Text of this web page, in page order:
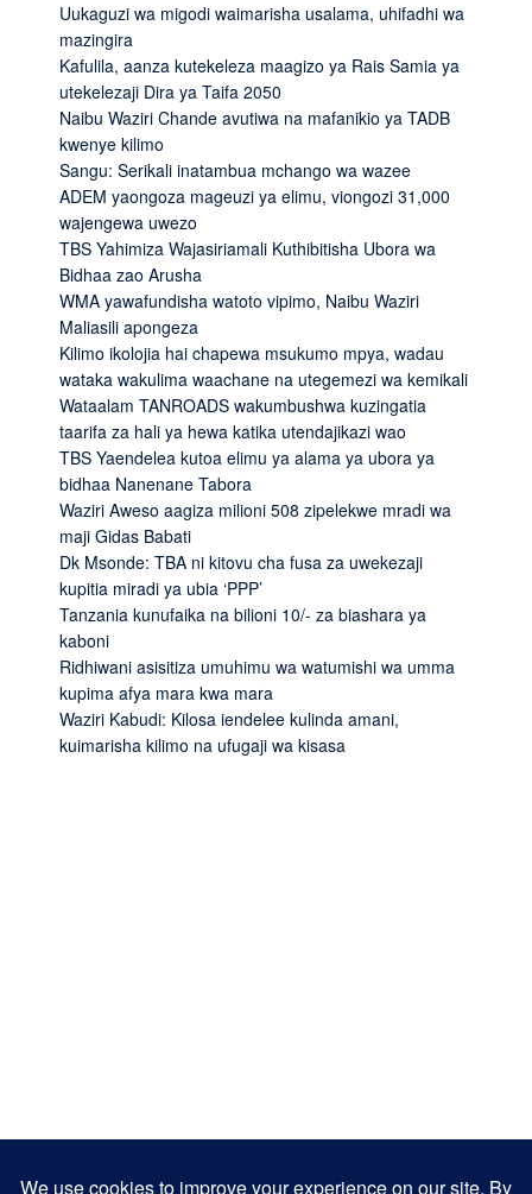
Uukaguzi wa migodi waimarisha usalama, uhifadhi wa
mazingira
Kafulila, aanza kutekeleza maagizo ya Rais Samia ya
utekelezaji Dira ya Taifa 2050
Naibu Waziri Chande avutiwa na mafanikio ya TADB
kwenye kilimo
Sangu: Serikali inatambua mchango wa wazee
ADEM yaongoza mageuzi ya elimu, viongozi 31,000
wajengewa uwezo
TBS Yahimiza Wajasiriamali Kuthibitisha Ubora wa
Bidhaa zao Arusha
WMA yawafundisha watoto vipimo, Naibu Waziri
Maliasili apongeza
Kilimo ikolojia hai chapewa msukumo mpya, wadau
wataka wakulima waachane na utegemezi wa kemikali
Wataalam TANROADS wakumbushwa kuzingatia
taarifa za hali ya hewa katika utendajikazi wao
TBS Yaendelea kutoa elimu ya alama ya ubora ya
bidhaa Nanenane Tabora
Waziri Aweso aagiza milioni 508 zipelekwe mradi wa
maji Gidas Babati
Dk Msonde: TBA ni kitovu cha fusa za uwekezaji
kupitia miradi ya ubia ‘PPP’
Tanzania kunufaika na bilioni 10/- za biashara ya
kaboni
Ridhiwani asisitiza umuhimu wa watumishi wa umma
kupima afya mara kwa mara
Waziri Kabudi: Kilosa iendelee kulinda amani,
kuimarisha kilimo na ufugaji wa kisasa